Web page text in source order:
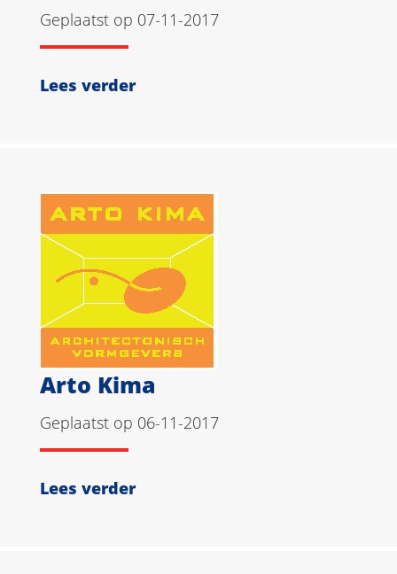
Geplaatst op 07-11-2017
Lees verder
Arto Kima
Geplaatst op 06-11-2017
Lees verder